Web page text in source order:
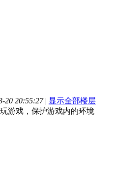
20 20:55:27 | 显示全部楼层
游戏，保护游戏内的环境